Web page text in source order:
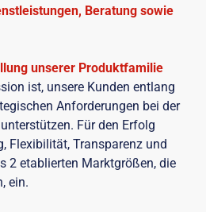
Beratung sowie
unserer Produktfamilie
ist, unsere Kunden entlang
Anforderungen bei der
Für den Erfolg
Flexibilität, Transparenz und
2 etablierten Marktgrößen, die
ein.